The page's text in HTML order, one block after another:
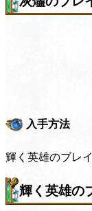
入手方法
輝く英雄のブレ
輝く英雄の